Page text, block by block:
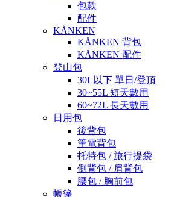
包款
配件
KÅNKEN
KÅNKEN 背包
KÅNKEN 配件
登山包
30L以下 單日/登頂
30~55L 短天數用
60~72L 長天數用
日用包
後背包
筆電背包
托特包 / 旅行提袋
側背包 / 肩背包
腰包 / 胸前包
帳篷